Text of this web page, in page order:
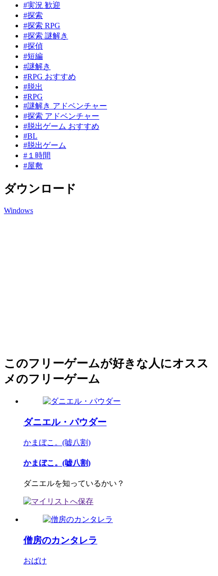
#実況 歓迎
#探索
#探索 RPG
#探索 謎解き
#探偵
#短編
#謎解き
#RPG おすすめ
#脱出
#RPG
#謎解き アドベンチャー
#探索 アドベンチャー
#脱出ゲーム おすすめ
#BL
#脱出ゲーム
#１時間
#屋敷
ダウンロード
Windows
このフリーゲームが好きな人にオスス
メのフリーゲーム
ダニエル・パウダー
かまぼこ。(嘘八割)
かまぼこ。(嘘八割)
ダニエルを知っているかい？
僧房のカンタレラ
おばけ